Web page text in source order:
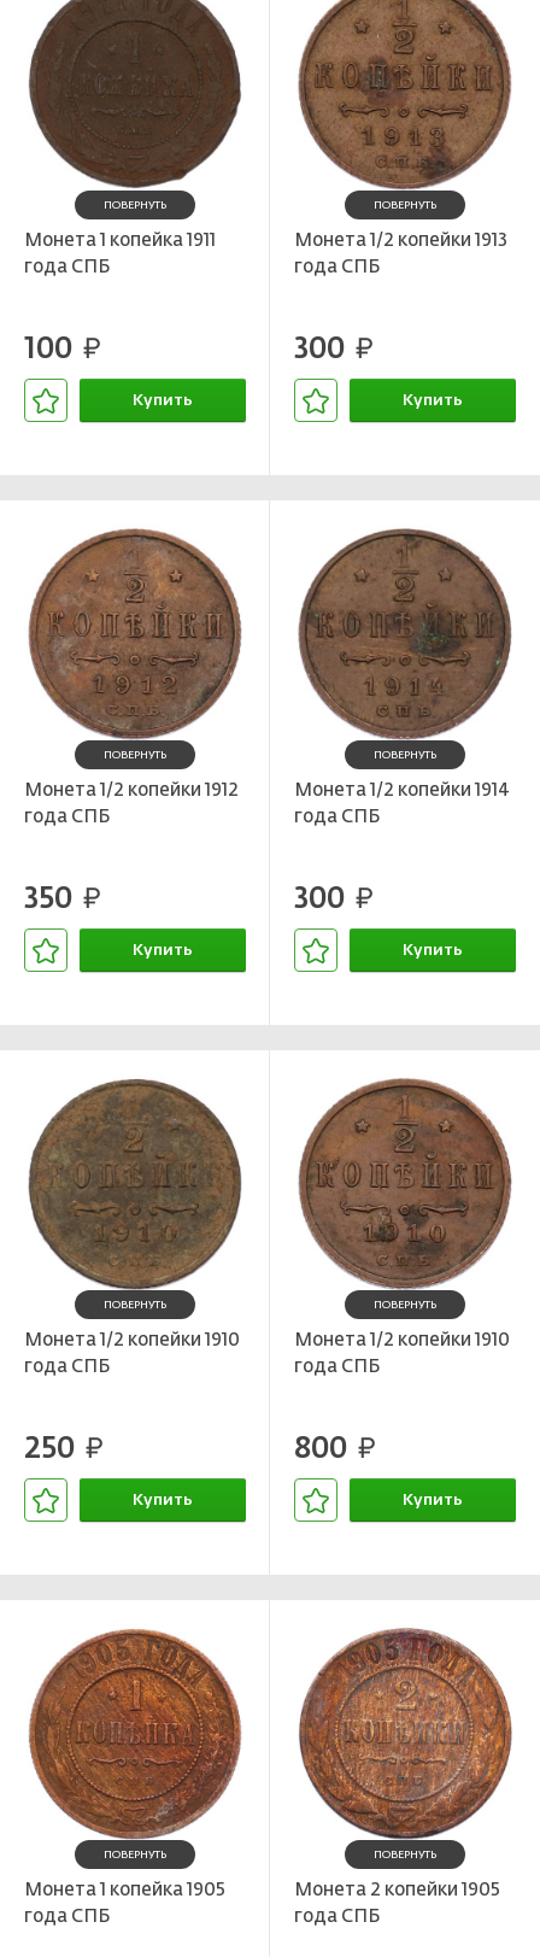
ПОВЕРНУТЬ
Монета 1 копейка 1911
года СПБ
100 руб.
Купить
ПОВЕРНУТЬ
Монета 1/2 копейки 1913
года СПБ
300 руб.
Купить
ПОВЕРНУТЬ
Монета 1/2 копейки 1912
года СПБ
350 руб.
Купить
ПОВЕРНУТЬ
Монета 1/2 копейки 1914
года СПБ
300 руб.
Купить
ПОВЕРНУТЬ
Монета 1/2 копейки 1910
года СПБ
250 руб.
Купить
ПОВЕРНУТЬ
Монета 1/2 копейки 1910
года СПБ
800 руб.
Купить
ПОВЕРНУТЬ
Монета 1 копейка 1905
года СПБ
ПОВЕРНУТЬ
Монета 2 копейки 1905
года СПБ